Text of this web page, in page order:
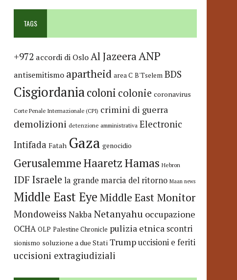
TAGS
+972 accordi di OsloAl JazeeraANP
antisemitismo apartheid area C B'Tselem BDS
Cisgiordaniacoloni colonie coronavirus
Corte Penale Internazionale (CPI) crimini di guerra
demolizioni detenzione amministrativa Electronic
Intifada Fatah Gaza genocidio
GerusalemmeHaaretzHamas Hebron
IDF Israele la grande marcia del ritorno Maan news
Middle East Eye Middle East Monitor
Mondoweiss Nakba Netanyahu occupazione
OCHA OLP Palestine Chronicle pulizia etnica scontri
sionismo soluzione a due Stati Trumpuccisioni e feriti
uccisioni extragiudiziali